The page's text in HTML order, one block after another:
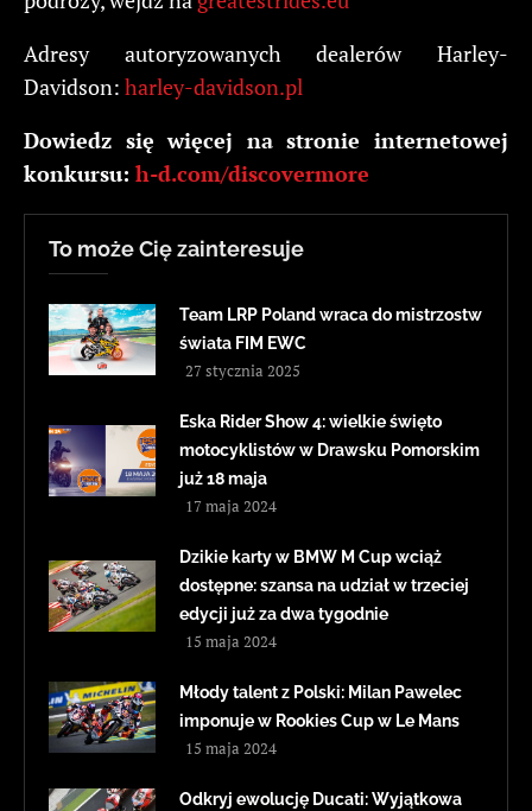
Adresy autoryzowanych dealerów Harley-
Davidson: harley-davidson.pl
Dowiedz się więcej na stronie internetowej
konkursu: h-d.com/discovermore
To może Cię zainteresuje
Team LRP Poland wraca do mistrzostw
świata FIM EWC
27 stycznia 2025
Eska Rider Show 4: wielkie święto
motocyklistów w Drawsku Pomorskim
już 18 maja
17 maja 2024
Dzikie karty w BMW M Cup wciąż
dostępne: szansa na udział w trzeciej
edycji już za dwa tygodnie
15 maja 2024
Młody talent z Polski: Milan Pawelec
imponuje w Rookies Cup w Le Mans
15 maja 2024
Odkryj ewolucję Ducati: Wyjątkowa